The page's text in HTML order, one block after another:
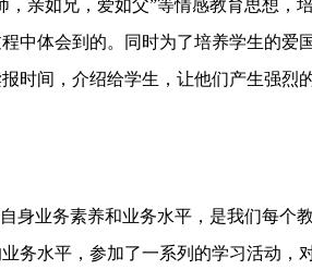
亲如兄，爱如父”等情感教育思想，
中体会到的。同时为了培养学生的爱
时间，介绍给学生，让他们产生强烈
身业务素养和业务水平，是我们每个教
务水平，参加了一系列的学习活动，